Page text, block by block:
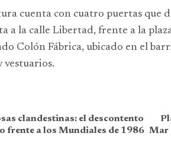
cuenta con cuatro puertas que
a la calle Libertad, frente a la
Colón Fábrica, ubicado en el
vestuarios.
clandestinas: el descontento
frente a los Mundiales de 1986 Mar